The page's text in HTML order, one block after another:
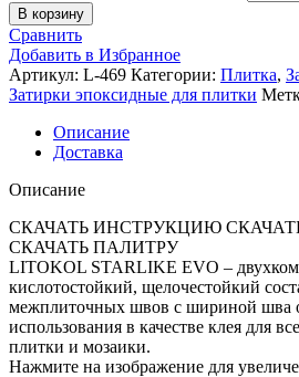
В корзину
Сравнить
Добавить в Избранное
Артикул: L-469 Категории: Плитка,
Затирки эпоксидные для плитки
Описание
Доставка
Описание
СКАЧАТЬ ИНСТРУКЦИЮ
СКАЧАТЬ ПАЛИТРУ
LITOKOL STARLIKE EVO –
кислотостойкий, щелочестойкий
межплиточных швов с шириной шва
использования в качестве клея для
плитки и мозаики.
Нажмите на изображение для